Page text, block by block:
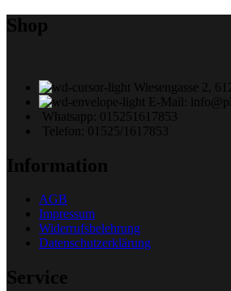
Shop
Wiesengasse 2,
E-Mail:
Whatsapp: 015251617853
Telefon: 01525/1617853
Information
AGB
Impressum
Widerrufsbelehrung
Datenschutzerklärung
Service